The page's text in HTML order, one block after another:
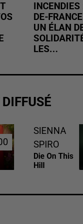
DE-
UN ÉLAN
LES...
SIENNA
SPIRO
Die On This
Hill